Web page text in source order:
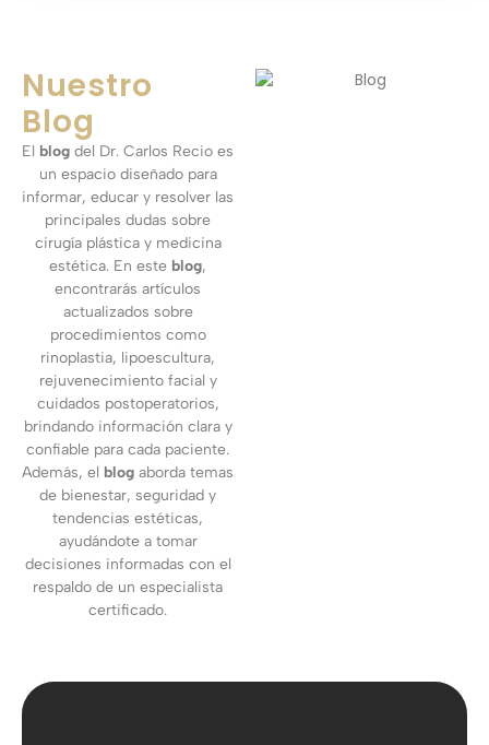
Nuestro
Blog
El blog del Dr. Carlos Recio es
un espacio diseñado para
informar, educar y resolver las
principales dudas sobre
cirugía plástica y medicina
estética. En este blog,
encontrarás artículos
actualizados sobre
procedimientos como
rinoplastia, lipoescultura,
rejuvenecimiento facial y
cuidados postoperatorios,
brindando información clara y
confiable para cada paciente.
Además, el blog aborda temas
de bienestar, seguridad y
tendencias estéticas,
ayudándote a tomar
decisiones informadas con el
respaldo de un especialista
certificado.